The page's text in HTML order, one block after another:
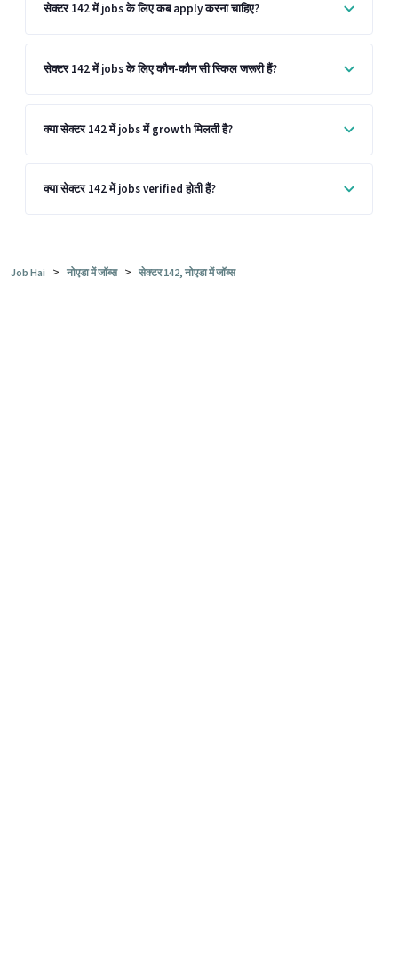
सेक्टर 142 में jobs के लिए कब apply करना चाहिए?
सेक्टर 142 में jobs के लिए कौन-कौन सी स्किल जरूरी हैं?
क्या सेक्टर 142 में jobs में growth मिलती है?
क्या सेक्टर 142 में jobs verified होती हैं?
Job Hai > नोएडा में जॉब्स > सेक्टर 142, नोएडा में जॉब्स